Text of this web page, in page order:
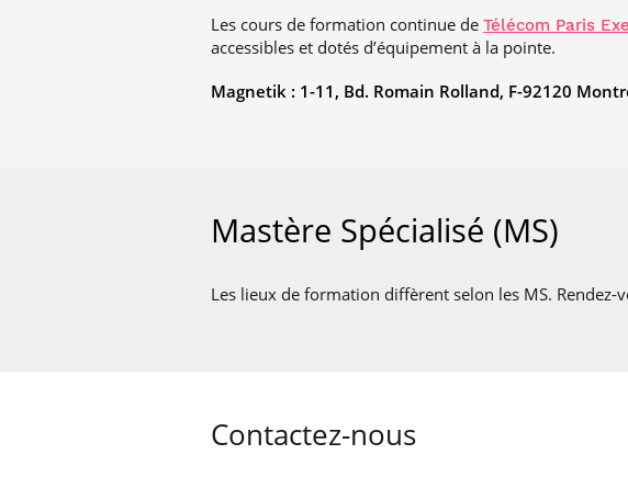
Les cours de formation continue de Télécom Paris
accessibles et dotés d’équipement à la pointe.
Magnetik : 1-11, Bd. Romain Rolland, F-92120
Mastère Spécialisé (MS)
Les lieux de formation diffèrent selon les MS. Rendez-
Contactez-nous